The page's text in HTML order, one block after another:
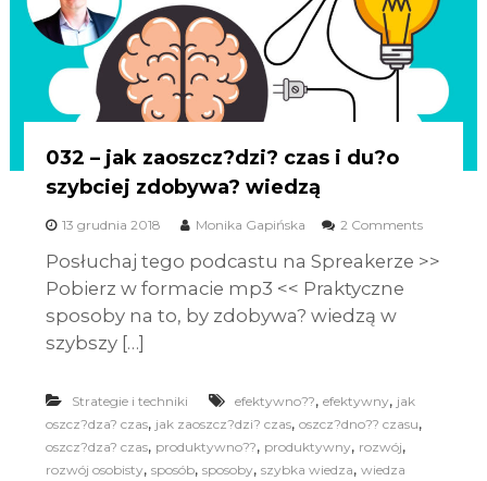
032 – jak zaoszcz?dzi? czas i du?o
szybciej zdobywa? wiedzą
13 grudnia 2018 Monika Gapińska 2 Comments
Posłuchaj tego podcastu na Spreakerze >>
Pobierz w formacie mp3 << Praktyczne
sposoby na to, by zdobywa? wiedzą w
szybszy […]
Strategie i techniki efektywno??, efektywny, jak
oszcz?dza? czas, jak zaoszcz?dzi? czas, oszcz?dno?? czasu,
oszcz?dza? czas, produktywno??, produktywny, rozwój,
rozwój osobisty, sposób, sposoby, szybka wiedza, wiedza